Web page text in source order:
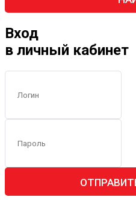
Вход
в личный кабинет